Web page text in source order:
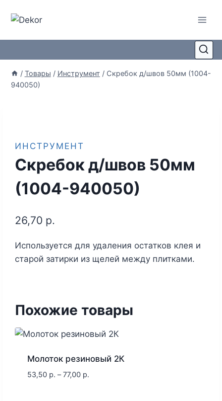
/ Товары / Инструмент / Скребок д/швов 50мм (1004-
940050)
ИНСТРУМЕНТ
Скребок д/швов 50мм
(1004-940050)
26,70 р.
Используется для удаления остатков клея и
старой затирки из щелей между плитками.
Похожие товары
Молоток резиновый 2К
53,50 р. –77,00 р.